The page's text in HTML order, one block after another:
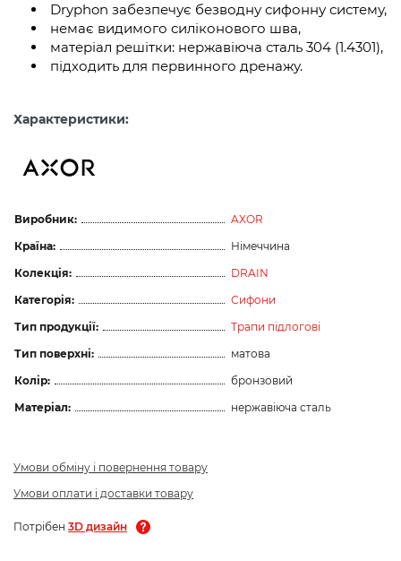
Dryphon забезпечує безводну сифонну систему,
немає видимого силіконового шва,
матеріал решітки: нержавіюча сталь 304 (1.4301),
підходить для первинного дренажу.
Характеристики:
Виробник:
AXOR
Країна:
Німеччина
Колекція:
DRAIN
Категорія:
Сифони
Тип продукції:
Трапи підлогові
Тип поверхні:
матова
Колір:
бронзовий
Матеріал:
нержавіюча сталь
Умови обміну і повернення товару
Умови оплати і доставки товару
Потрібен 3D дизайн